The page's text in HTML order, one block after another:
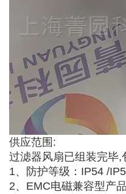
供应范围:
过滤器风扇已组装完毕,
1、防护等级：IP54 /
2、EMC电磁兼容型产